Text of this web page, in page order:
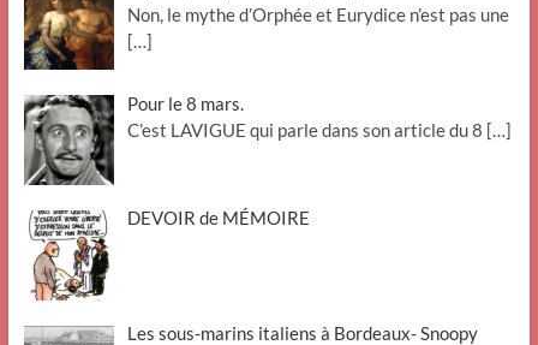
Non, le mythe d’Orphée et Eurydice n’est pas une
[…]
Pour le 8 mars.
C’est LAVIGUE qui parle dans son article du 8 […]
DEVOIR de MÉMOIRE
Les sous-marins italiens à Bordeaux- Snoopy